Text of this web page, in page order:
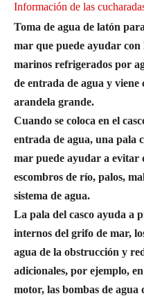
Información de las
Toma de agua de latón
mar que puede ayudar
marinos refrigerados por
de entrada de agua y
arandela grande.
Cuando se coloca en el
entrada de agua, una pala
mar puede ayudar a evitar
escombros de río, palos,
sistema de agua.
La pala del casco ayuda a
internos del grifo de mar,
agua de la obstrucción y
adicionales, por ejemplo,
motor, las bombas de